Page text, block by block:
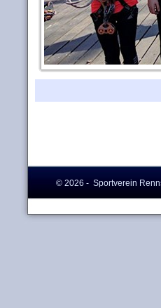
© 2026 - Sportverein